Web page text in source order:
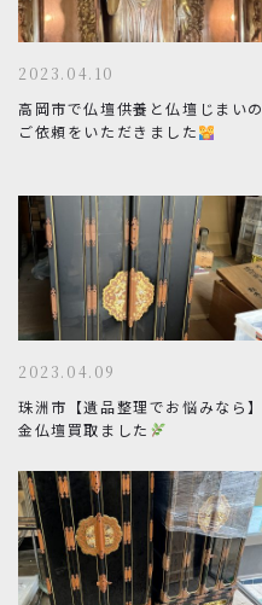
2023.04.10
高岡市で仏壇供養と仏壇じまいの
ご依頼をいただきました
2023.04.09
珠洲市【遺品整理でお悩みなら】
金仏壇買取ました